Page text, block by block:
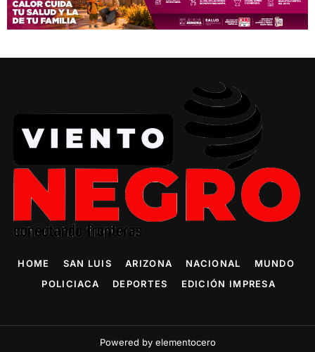
HOME SAN LUIS ARIZONA NACIONAL
MUNDO
POLICIACA
DEPORTES EDICIÓN IMPRESA
Powered by elementocero